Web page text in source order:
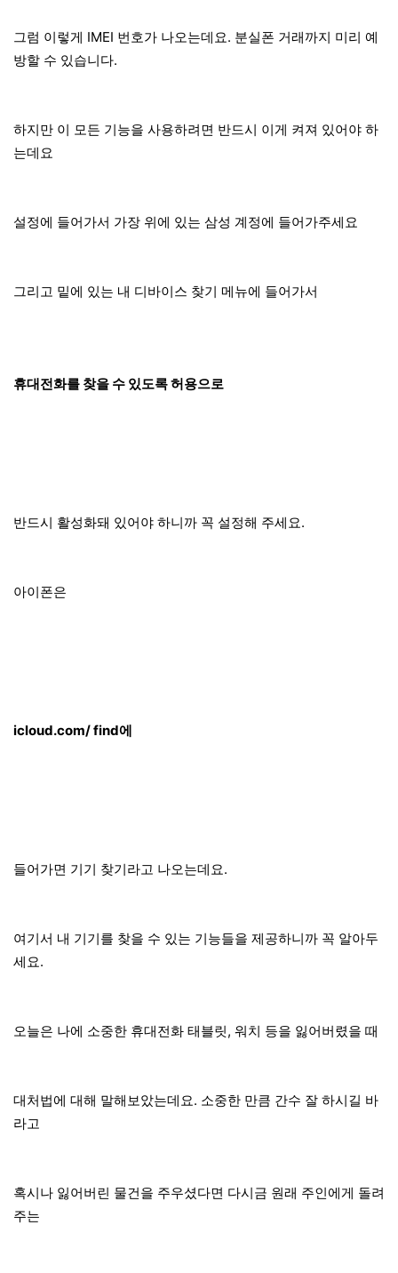
그럼 이렇게 IMEI 번호가 나오는데요. 분실폰 거래까지 미리 예
방할 수 있습니다.
하지만 이 모든 기능을 사용하려면 반드시 이게 켜져 있어야 하
는데요
설정에 들어가서 가장 위에 있는 삼성 계정에 들어가주세요
그리고 밑에 있는 내 디바이스 찾기 메뉴에 들어가서
휴대전화를 찾을 수 있도록 허용으로
반드시 활성화돼 있어야 하니까 꼭 설정해 주세요.
아이폰은
icloud.com/ find에
들어가면 기기 찾기라고 나오는데요.
여기서 내 기기를 찾을 수 있는 기능들을 제공하니까 꼭 알아두
세요.
오늘은 나에 소중한 휴대전화 태블릿, 워치 등을 잃어버렸을 때
대처법에 대해 말해보았는데요. 소중한 만큼 간수 잘 하시길 바
라고
혹시나 잃어버린 물건을 주우셨다면 다시금 원래 주인에게 돌려
주는